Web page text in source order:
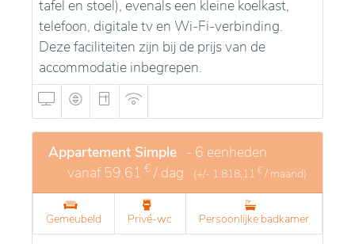
tafel en stoel), evenals een kleine koelkast,
telefoon, digitale tv en Wi-Fi-verbinding.
Deze faciliteiten zijn bij de prijs van de
accommodatie inbegrepen.
Appartement Simple - 6 eenheden
vanaf 59,61 € / dag (+/- 1.818,11 € / maand)
Gemeubeld Privé-wc Persoonlijke badkamer